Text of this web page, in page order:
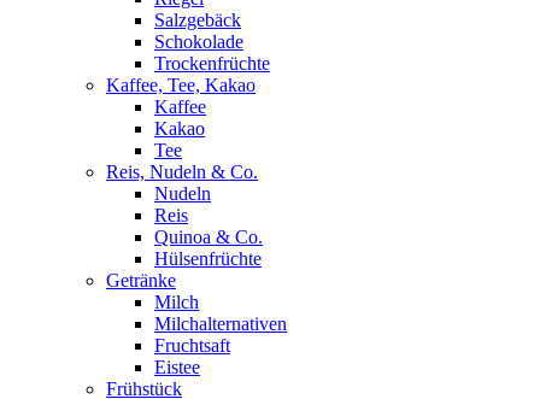
Salzgebäck
Schokolade
Trockenfrüchte
Kaffee, Tee, Kakao
Kaffee
Kakao
Tee
Reis, Nudeln & Co.
Nudeln
Reis
Quinoa & Co.
Hülsenfrüchte
Getränke
Milch
Milchalternativen
Fruchtsaft
Eistee
Frühstück